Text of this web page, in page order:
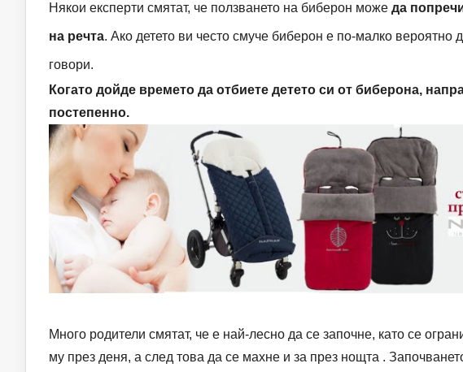
Някои експерти смятат, че ползването на биберон може да
на речта. Ако детето ви често смуче биберон е по-малко вероятно
говори.
Когато дойде времето да отбиете детето си от биберона,
постепенно.
Много родители смятат, че е най-лесно да се започне, като се
му през деня, а след това да се махне и за през нощта .